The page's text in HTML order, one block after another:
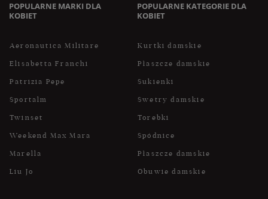
POPULARNE MARKI DLA
KOBIET
Aeronautica Militare
Elisabetta Franchi
Patrizia Pepe
Sportalm
Twinset
Weekend Max Mara
Marella
Liu Jo
POPULARNE KATEGORIE DLA
KOBIET
Kurtki damskie
Płaszcze damskie
Sukienki
Swetry damskie
Torebki
Spódnice
Płaszcze damskie
Obuwie damskie